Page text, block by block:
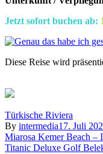
Jetzt sofort buchen ab:
Diese Reise wird
Türkische Riviera
By intermedia17. Juli
Miarosa Kemer Beach –
Titanic Deluxe Golf